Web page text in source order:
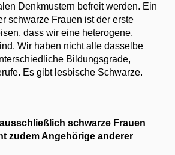
Denkmustern befreit werden. Ein
schwarze Frauen ist der erste
dass wir eine heterogene,
Wir haben nicht alle dasselbe
Bildungsgrade,
Es gibt lesbische Schwarze.
schwarze Frauen
zudem Angehörige anderer